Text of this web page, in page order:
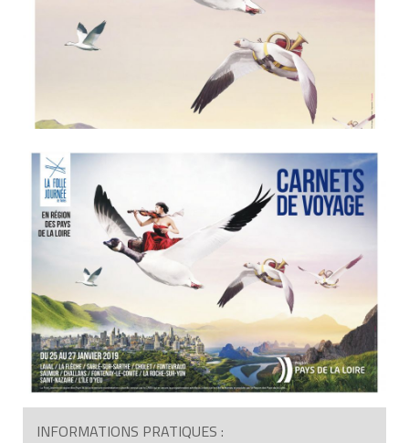
INFORMATIONS PRATIQUES :